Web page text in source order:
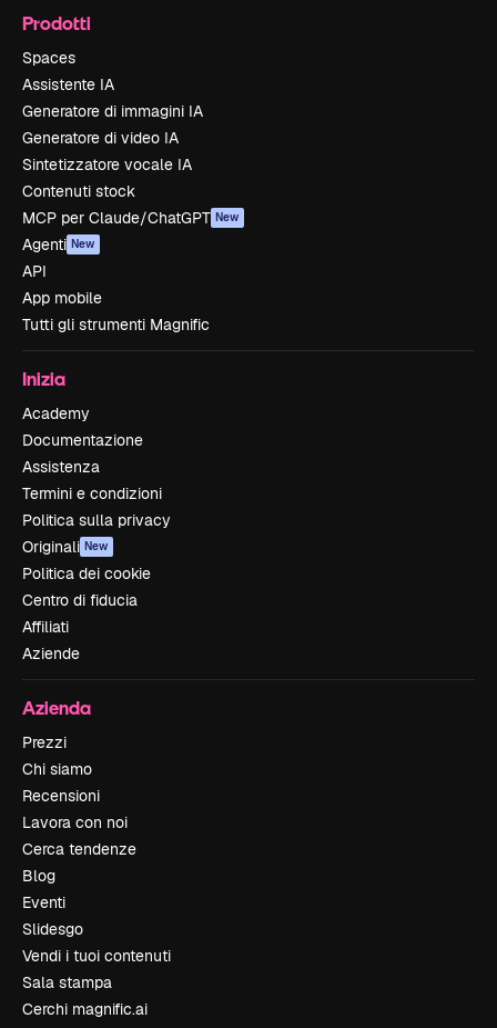
Prodotti
Spaces
Assistente IA
Generatore di immagini IA
Generatore di video IA
Sintetizzatore vocale IA
Contenuti stock
MCP per Claude/ChatGPT New
Agenti New
API
App mobile
Tutti gli strumenti Magnific
Inizia
Academy
Documentazione
Assistenza
Termini e condizioni
Politica sulla privacy
Originali New
Politica dei cookie
Centro di fiducia
Affiliati
Aziende
Azienda
Prezzi
Chi siamo
Recensioni
Lavora con noi
Cerca tendenze
Blog
Eventi
Slidesgo
Vendi i tuoi contenuti
Sala stampa
Cerchi magnific.ai